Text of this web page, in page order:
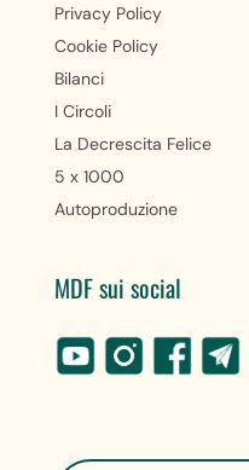
Privacy Policy
Cookie Policy
Bilanci
I Circoli
La Decrescita Felice
5 x 1000
Autoproduzione
MDF sui social